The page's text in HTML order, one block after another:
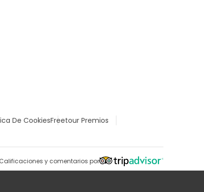
De CookiesFreetour Premios
Calificaciones y comentarios por